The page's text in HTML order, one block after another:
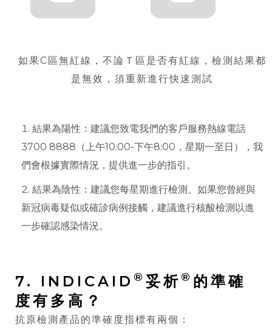
如果C區無紅線，不論Ｔ區是否有紅線，檢測結果都
是無效，須重新進行快速測試
結果為陽性：建議您致電我們的客戶服務熱線電話
3700 8888（上午10:00-下午8:00，星期一至日），我
們會根據實際情況，提供進一步的指引。
結果為陰性：建議您每星期進行檢測。如果您曾經與
新冠病毒疑似或確診病例接觸，建議進行核酸檢測以進
一步確認感染情況。
7. INDICAID ® 妥析 ® 的準確
度有多高？
抗原檢測產品的準確度指標有兩個：